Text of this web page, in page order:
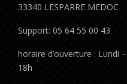
33340 LESPARRE MEDOC
Support: 05 64 55 00 43
horaire d’ouverture : Lundi
18h